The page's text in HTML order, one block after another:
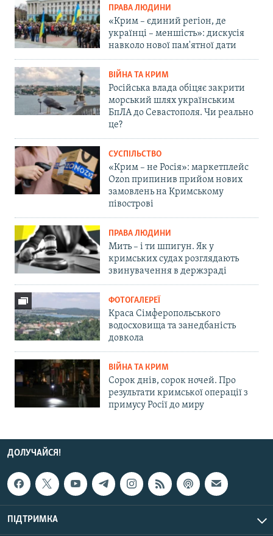
ПРАВА ЛЮДИНИ
«Крим – єдиний регіон, де
українці – меншість»: дискусія
навколо нової пам'ятної дати
ВІЙНА ТА КРИМ
Російська влада обіцяє закрити
морський шлях українським
БпЛА до Севастополя. Чи реально
це?
СУСПІЛЬСТВО
«Крим – не Росія»: маркетплейс
Ozon припинив прийом нових
замовлень на Кримському
півострові
ПРАВА ЛЮДИНИ
Мить – і ти шпигун. Як у
кримських судах розглядають
звинувачення в держзраді
ФОТОГАЛЕРЕЇ
Краса Сімферопольського
водосховища та занедбаність
довкола
ВІЙНА ТА КРИМ
Сорок днів, сорок ночей. Про
результати кримської операції з
примусу Росії до миру
ДОЛУЧАЙСЯ!
ПІДТРИМКА